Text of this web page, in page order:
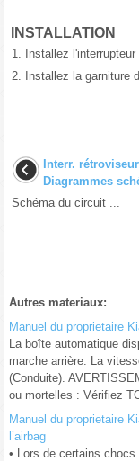
INSTALLATION
1.
Installez
2.
Installez la garniture
Interr.
Diagrammes
Schéma du circuit ...
Autres materiaux:
Manuel du proprietaire
La boîte automatique
marche arrière. La
(Conduite).
ou mortelles : Vérifiez
Manuel du proprietaire
l’airbag
• Lors de certains